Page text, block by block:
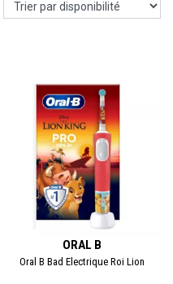
ORAL B
Oral B Bad Electrique Roi Lion